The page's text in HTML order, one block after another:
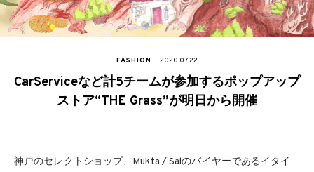
FASHION 2020.07.22
CarServiceなど計5チームが参加するポップアップ
ストア“THE Grass”が明日から開催
神戸のセレクトショップ、Mukta / Salのバイヤーであるイタイ